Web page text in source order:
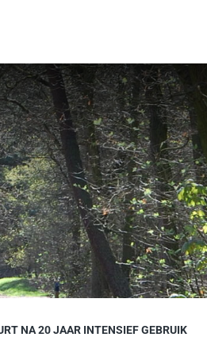
NA 20 JAAR INTENSIEF GEBRUIK